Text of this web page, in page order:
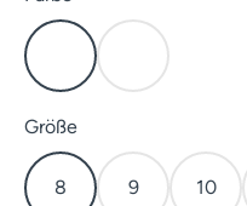
Dunkel OlivHunTec Camo
Größeauswählen
8 9 10